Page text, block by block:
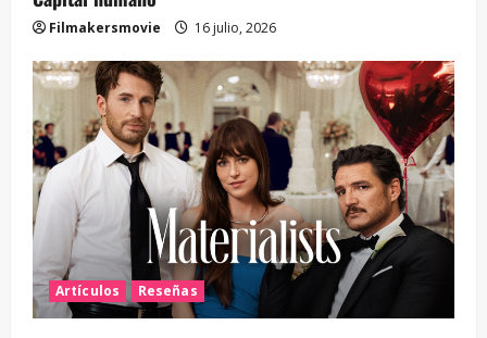
Filmakersmovie 16 julio, 2026
Artículos Reseñas